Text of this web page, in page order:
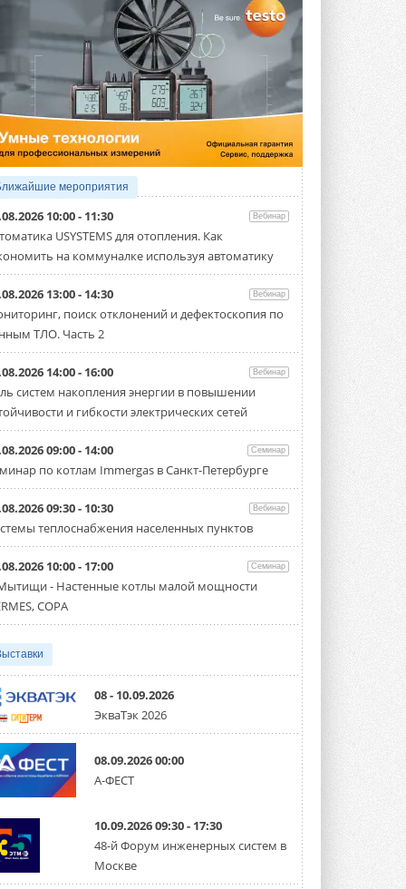
Гибридный тепловой насос PV/T
с одним общим испарителем
Исследователи предложили
конструкцию двухисточникового ...
5 АВГУСТА 2026
21-й ежегодный форум
«ЦОД-2026»
Мероприятие пройдет 2-3 сентября в
отеле Radisson Slavyanskaya. Форум
посетит более двух тысяч участников ...
5 АВГУСТА 2026
Китайская Shenling представила
линейку тепловых насосов
«воздух-вода» на R290
Серия ThermaX R290 All-In-One
включает три модели ...
Тепловые насосы в связке с
солнечной генерацией и
накопителем снижают
потребление на 60%
Исследователи из Италии установили ...
4 АВГУСТА 2026
«РУСКЛИМАТ Fest 2026» в Уфе
собрал свыше 700 профи
климатической отрасли
Организатором выступил торгово-
производственный холдинг ...
ЦОД с плотностью 54 кВт на
стойку
3 АВГУСТА 2026
систему DVM на R32
Линейка включает семь типоразмеров
производительностью от 22,4 до 56 кВт.
Суммарная длина трубопроводов ...
3 АВГУСТА 2026
«СиСофт Девелопмент» подвел
итоги конкурса студенческих
стартует уже в сентябре 2026 года ...
3 АВГУСТА 2026
«Русклимат» укрепляет
мероприятия
10:00 - 11:30 Вебинар
USYSTEMS для отопления. Как
на коммуналке используя автоматику
13:00 - 14:30 Вебинар
поиск отклонений и дефектоскопия по
ТЛО. Часть 2
14:00 - 16:00 Вебинар
систем накопления энергии в повышении
и гибкости электрических сетей
09:00 - 14:00 Семинар
по котлам Immergas в Санкт-Петербурге
09:30 - 10:30 Вебинар
теплоснабжения населенных пунктов
10:00 - 17:00 Семинар
- Настенные котлы малой мощности
COPA
08 - 10.09.2026
ЭкваТэк 2026
08.09.2026 00:00
А-ФЕСТ
10.09.2026 09:30 - 17:30
48-й Форум инженерных систем в
Москве